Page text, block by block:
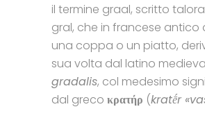
il termine graal, scritto
gral, che in francese antico
una coppa o un piatto,
sua volta dal latino
gradalis, col medesimo
dal greco κρατήρ (kratḗr